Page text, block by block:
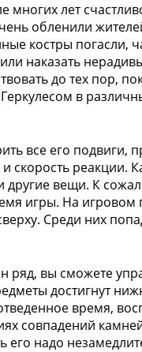
многих лет
обленили
костры погасли,
наказать
до тех пор,
в
все его подвиги,
скорость реакции.
другие вещи. К
игры. На игровом
Среди них
ряд, вы сможете
достигнут
время,
совпадений
его надо